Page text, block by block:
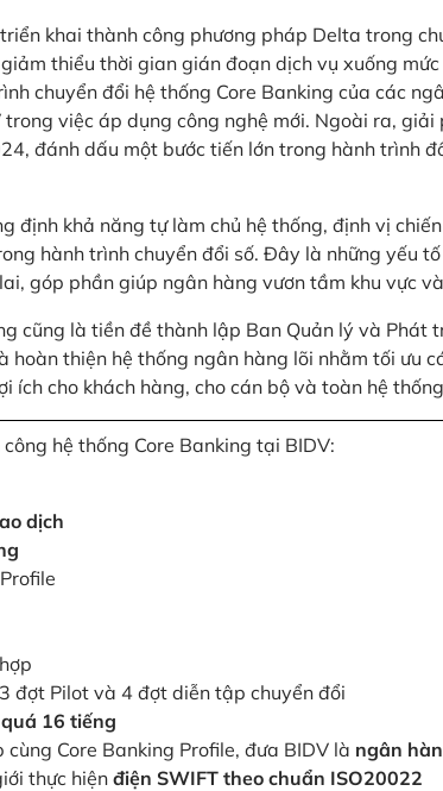
khai thành công phương pháp Delta trong
thiểu thời gian gián đoạn dịch vụ xuống
chuyển đổi hệ thống Core Banking của các
việc áp dụng công nghệ mới. Ngoài ra, giải
đánh dấu một bước tiến lớn trong hành trình
định khả năng tự làm chủ hệ thống, định vị
hành trình chuyển đổi số. Đây là những yếu
góp phần giúp ngân hàng vươn tầm khu vực
cũng là tiền đề thành lập Ban Quản lý và Phát
thiện hệ thống ngân hàng lõi nhằm tối ưu
cho khách hàng, cho cán bộ và toàn hệ
hệ thống Core Banking tại BIDV:
dịch
đợt Pilot và 4 đợt diễn tập chuyển đổi
16 tiếng
Core Banking Profile, đưa BIDV là ngân
thực hiện điện SWIFT theo chuẩn ISO20022